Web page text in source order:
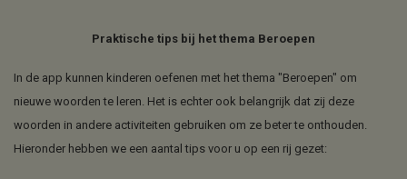
Praktische tips bij het thema Beroepen
In de app kunnen kinderen oefenen met het thema "Beroepen" om
nieuwe woorden te leren. Het is echter ook belangrijk dat zij deze
woorden in andere activiteiten gebruiken om ze beter te onthouden.
Hieronder hebben we een aantal tips voor u op een rij gezet: